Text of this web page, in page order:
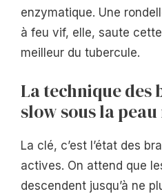
enzymatique. Une
à feu vif, elle, saute
meilleur du tubercule.
La technique des
slow sous la
La clé, c’est l’état des
actives. On attend que
descendent jusqu’à ne